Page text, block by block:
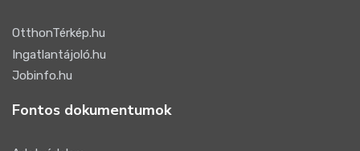
OtthonTérkép.hu
Ingatlantájoló.hu
Jobinfo.hu
Fontos dokumentumok